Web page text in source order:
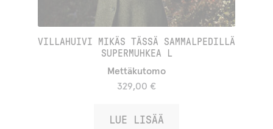
VILLAHUIVI MIKÄS TÄSSÄ SAMMALPEDILLÄ
SUPERMUHKEA L
Mettäkutomo
329,00 €
LUE LISÄÄ